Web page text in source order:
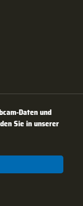
Daten und
Sie in unserer